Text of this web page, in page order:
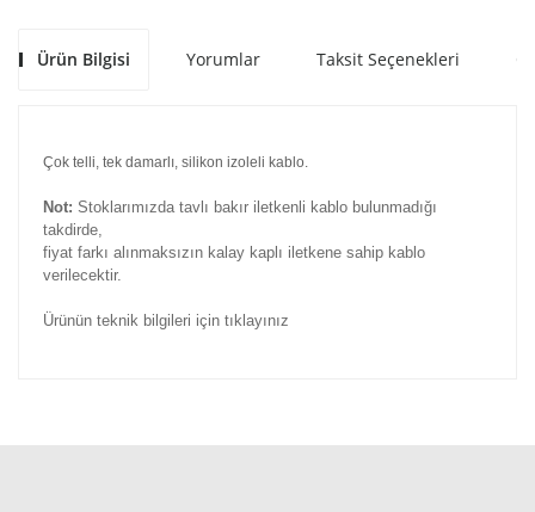
Ürün Bilgisi Yorumlar Taksit Seçenekleri
Çok telli, tek damarlı, silikon izoleli kablo.
Not: Stoklarımızda tavlı bakır iletkenli kablo bulunmadığı
takdirde,
fiyat farkı alınmaksızın kalay kaplı iletkene sahip kablo
verilecektir.
Ürünün teknik bilgileri için tıklayınız